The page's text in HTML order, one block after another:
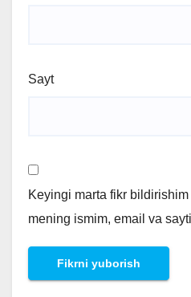
Sayt
Keyingi marta fikr
mening ismim, email va